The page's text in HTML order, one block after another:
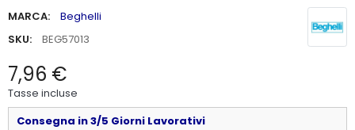
MARCA:
Beghelli
SKU:
BEG57013
7,96 €
Tasse incluse
Consegna in 3/5 Giorni Lavorativi